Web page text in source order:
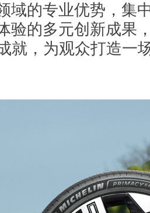
域的专业优势，集
验的多元创新成果
就，为观众打造一